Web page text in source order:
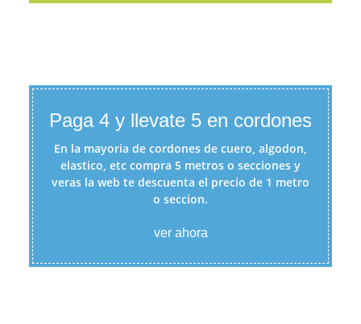
Paga 4 y llevate 5 en cordones
En la mayoria de cordones de cuero, algodon,
elastico, etc compra 5 metros o secciones y
veras la web te descuenta el precio de 1 metro
o seccion.
ver ahora